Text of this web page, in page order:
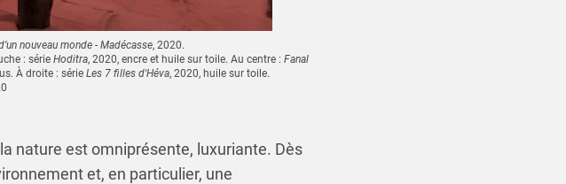
nouveau monde - Madécasse, 2020.
: série Hoditra, 2020, encre et huile sur toile. Au centre : Fanal
À droite : série Les 7 filles d'Héva, 2020, huile sur toile.
nature est omniprésente, luxuriante. Dès
et, en particulier, une